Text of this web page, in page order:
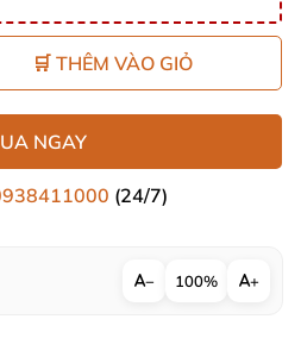
🛒 THÊM VÀO GIỎ
NGAY
(24/7)
− 100% +